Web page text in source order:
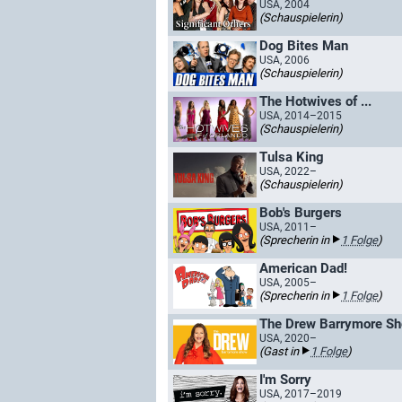
USA, 2004
(Schauspielerin)
Dog Bites Man
USA, 2006
(Schauspielerin)
The Hotwives of ...
USA, 2014–2015
(Schauspielerin)
Tulsa King
USA, 2022–
(Schauspielerin)
Bob's Burgers
USA, 2011–
(Sprecherin in 1 Folge)
American Dad!
USA, 2005–
(Sprecherin in 1 Folge)
The Drew Barrymore
USA, 2020–
(Gast in 1 Folge)
I'm Sorry
USA, 2017–2019